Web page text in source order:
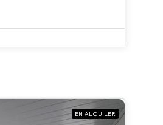
EN ALQUILER